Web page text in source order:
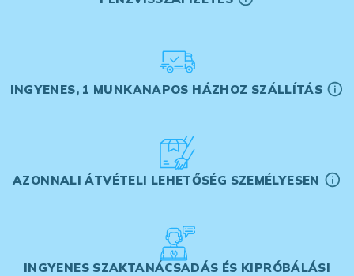
INGYENES, 1 MUNKANAPOS HÁZHOZ SZÁLLÍTÁS
AZONNALI ÁTVÉTELI LEHETŐSÉG SZEMÉLYESEN
INGYENES SZAKTANÁCSADÁS ÉS KIPRÓBÁLÁSI